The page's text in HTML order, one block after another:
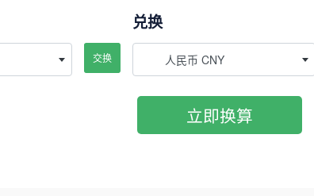
交换
兑换
人民币 CNY
立即换算